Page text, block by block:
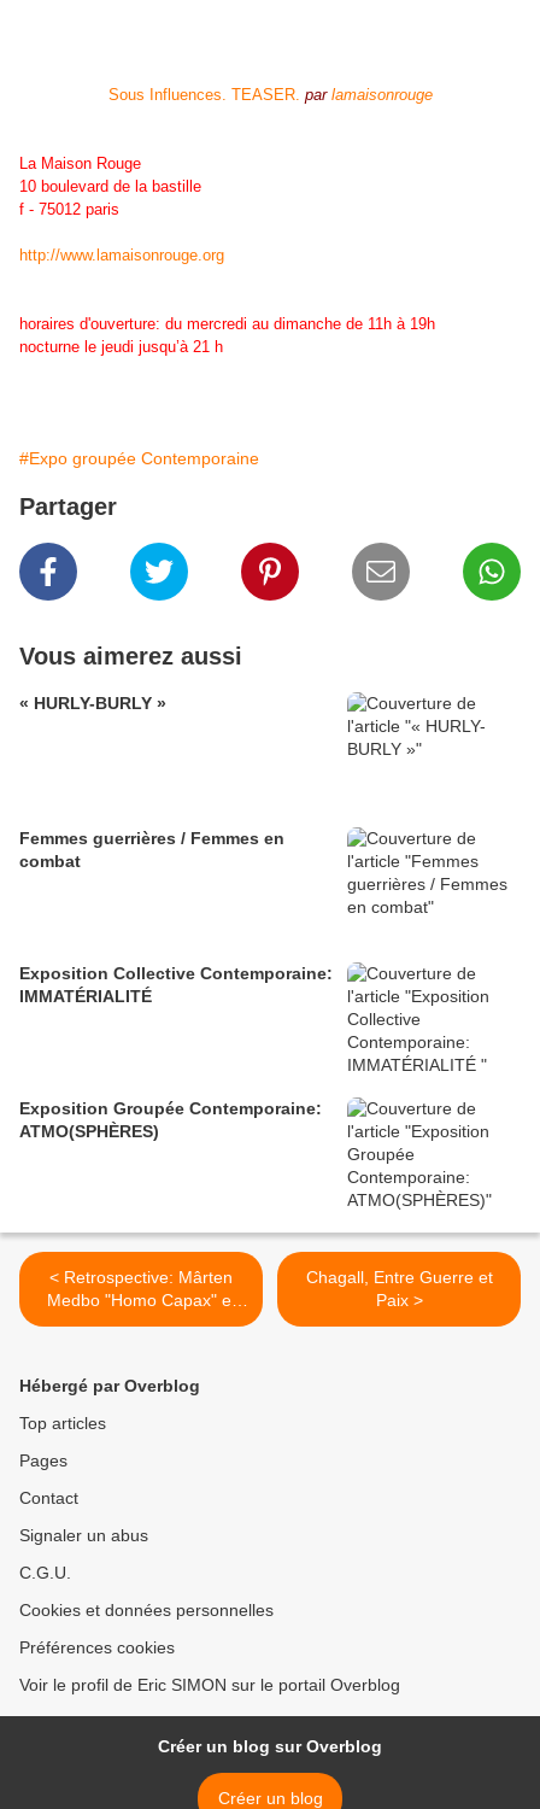
Sous Influences. TEASER. par lamaisonrouge
La Maison Rouge
10 boulevard de la bastille
f - 75012 paris
http://www.lamaisonrouge.org
horaires d'ouverture: du mercredi au dimanche de 11h à 19h
nocturne le jeudi jusqu’à 21 h
#Expo groupée Contemporaine
Partager
Vous aimerez aussi
« HURLY-BURLY »
Femmes guerrières / Femmes en
combat
Exposition Collective Contemporaine:
IMMATÉRIALITÉ
Exposition Groupée Contemporaine:
ATMO(SPHÈRES)
< Retrospective: Mârten
Medbo "Homo Capax" et
"oeuvres 2012-2013"
Chagall, Entre Guerre et
Paix >
Hébergé par Overblog
Top articles
Pages
Contact
Signaler un abus
C.G.U.
Cookies et données personnelles
Préférences cookies
Voir le profil de Eric SIMON sur le portail Overblog
Créer un blog sur Overblog
Créer un blog